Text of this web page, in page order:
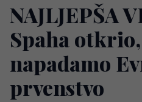
NAJLJEPŠA
Spaha
napadamo
prvenstvo